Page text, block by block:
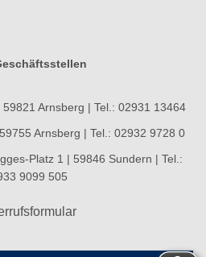
59821 Arnsberg | Tel.: 02931 13464
59755 Arnsberg | Tel.: 02932 9728 0
Platz 1 | 59846 Sundern | Tel.:
9099 505